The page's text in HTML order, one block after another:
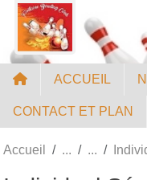
ACCUEIL
CONTACT ET PLAN
Accueil
Panneau de gestion des